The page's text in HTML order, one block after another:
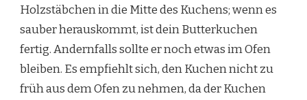
Holzstäbchen in die Mitte des Kuchens; wenn es
sauber herauskommt, ist dein Butterkuchen
fertig. Andernfalls sollte er noch etwas im Ofen
bleiben. Es empfiehlt sich, den Kuchen nicht zu
früh aus dem Ofen zu nehmen, da der Kuchen